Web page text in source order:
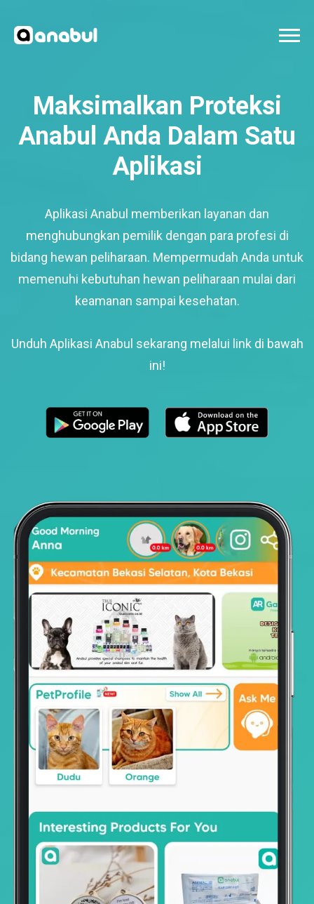
Maksimalkan Proteksi
Anabul Anda Dalam Satu
Aplikasi
Aplikasi Anabul memberikan layanan dan
menghubungkan pemilik dengan para profesi di
bidang hewan peliharaan. Mempermudah Anda untuk
memenuhi kebutuhan hewan peliharaan mulai dari
keamanan sampai kesehatan.
Unduh Aplikasi Anabul sekarang melalui link di bawah
ini!